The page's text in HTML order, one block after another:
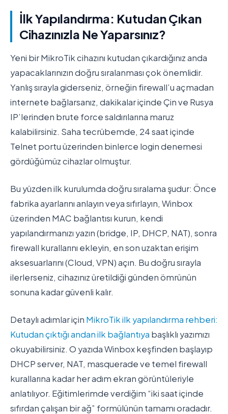
İlk Yapılandırma: Kutudan Çıkan
Cihazınızla Ne Yaparsınız?
Yeni bir MikroTik cihazını kutudan çıkardığınız anda
yapacaklarınızın doğru sıralanması çok önemlidir.
Yanlış sırayla giderseniz, örneğin firewall’u açmadan
internete bağlarsanız, dakikalar içinde Çin ve Rusya
IP’lerinden brute force saldırılarına maruz
kalabilirsiniz. Saha tecrübemde, 24 saat içinde
Telnet portu üzerinden binlerce login denemesi
gördüğümüz cihazlar olmuştur.
Bu yüzden ilk kurulumda doğru sıralama şudur: Önce
fabrika ayarlarını anlayın veya sıfırlayın, Winbox
üzerinden MAC bağlantısı kurun, kendi
yapılandırmanızı yazın (bridge, IP, DHCP, NAT), sonra
firewall kurallarını ekleyin, en son uzaktan erişim
aksesuarlarını (Cloud, VPN) açın. Bu doğru sırayla
ilerlerseniz, cihazınız üretildiği günden ömrünün
sonuna kadar güvenli kalır.
Detaylı adımlar için MikroTik ilk yapılandırma rehberi:
Kutudan çıktığı andan ilk bağlantıya başlıklı yazımızı
okuyabilirsiniz. O yazıda Winbox keşfinden başlayıp
DHCP server, NAT, masquerade ve temel firewall
kurallarına kadar her adım ekran görüntüleriyle
anlatılıyor. Eğitimlerimde verdiğim “iki saat içinde
sıfırdan çalışan bir ağ” formülünün tamamı oradadır.